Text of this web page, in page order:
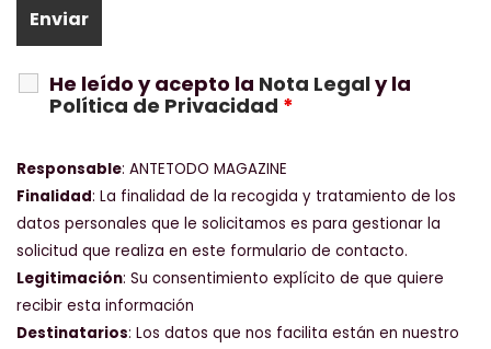
He leído y acepto la Nota Legaly la
Política de Privacidad *
Responsable: ANTETODO MAGAZINE
Finalidad: La finalidad de la recogida y tratamiento de los
datos personales que le solicitamos es para gestionar la
solicitud que realiza en este formulario de contacto.
Legitimación: Su consentimiento explícito de que quiere
recibir esta información
Destinatarios: Los datos que nos facilita están en nuestro